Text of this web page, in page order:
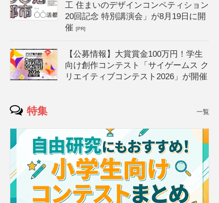
工 住まいのデザインコンペティション
20回記念 特別講演会」が8月19日に開
催[PR]
【公募情報】大賞賞金100万円！学生
向け創作コンテスト「サイゲームス ク
リエイティブコンテスト2026」が開催
特集 一覧